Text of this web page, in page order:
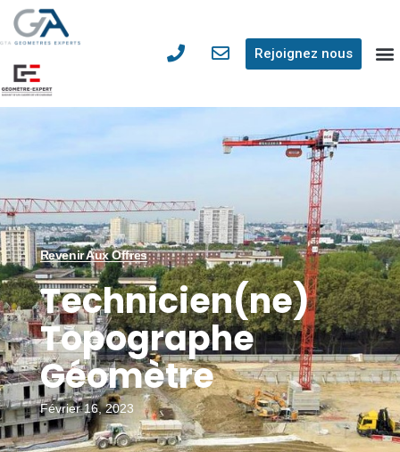
Rejoignez nous
Revenir Aux Offres
Technicien(ne)
Topographe
Géomètre
Février 16, 2023